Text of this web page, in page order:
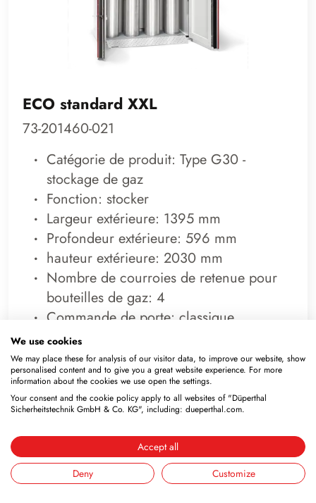
ECO standard XXL
73-201460-021
Catégorie de produit: Type G30 -
stockage de gaz
Fonction: stocker
Largeur extérieure: 1395 mm
Profondeur extérieure: 596 mm
hauteur extérieure: 2030 mm
Nombre de courroies de retenue pour
bouteilles de gaz: 4
Commande de porte: classique
technique de porte: classique
Détails
Configurer
We use cookies
We may place these for analysis of our visitor data, to improve our website, show
personalised content and to give you a great website experience. For more
information about the cookies we use open the settings.
Your consent and the cookie policy apply to all websites of "Düperthal
Sicherheitstechnik GmbH & Co. KG", including: dueperthal.com.
Accept all
Deny
Customize